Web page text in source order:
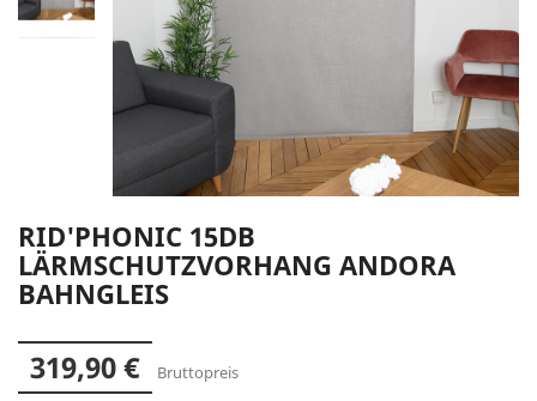
RID'PHONIC 15DB
LÄRMSCHUTZVORHANG ANDORA
BAHNGLEIS
319,90 € Bruttopreis